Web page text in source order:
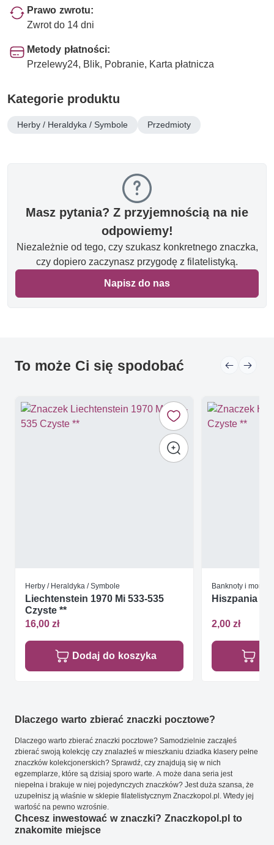
Prawo zwrotu:
Zwrot do 14 dni
Metody płatności:
Przelewy24, Blik, Pobranie, Karta płatnicza
Kategorie produktu
Herby / Heraldyka / Symbole Przedmioty
Masz pytania? Z przyjemnością na nie
odpowiemy!
Niezależnie od tego, czy szukasz konkretnego znaczka,
czy dopiero zaczynasz przygodę z filatelistyką.
Napisz do nas
To może Ci się spodobać
Herby / Heraldyka / Symbole
Liechtenstein 1970 Mi 533-535
Czyste **
16,00 zł
Dodaj do koszyka
Banknoty i
Hiszpania
2,00 zł
Dlaczego warto zbierać znaczki pocztowe?
Dlaczego warto zbierać znaczki pocztowe? Samodzielnie zacząłeś
zbierać swoją kolekcję czy znalazłeś w mieszkaniu dziadka klasery pełne
znaczków kolekcjonerskich? Sprawdź, czy znajdują się w nich
egzemplarze, które są dzisiaj sporo warte. A może dana seria jest
niepełna i brakuje w niej pojedynczych znaczków? Jest duża szansa, że
uzupełnisz ją właśnie w sklepie filatelistycznym Znaczkopol.pl. Wtedy jej
wartość na pewno wzrośnie.
Chcesz inwestować w znaczki? Znaczkopol.pl to
znakomite miejsce